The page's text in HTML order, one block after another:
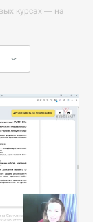
курсах — на